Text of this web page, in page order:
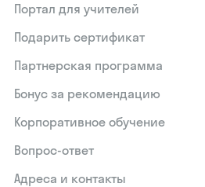
Портал для учителей
Подарить сертификат
Партнерская программа
Бонус за рекомендацию
Корпоративное обучение
Вопрос-ответ
Адреса и контакты